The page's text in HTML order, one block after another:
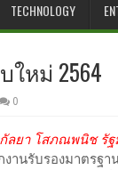
TECHNOLOGY
หม่ 2564
0
ยา โสภณพนิช รัฐ
งานรับรองมาตร